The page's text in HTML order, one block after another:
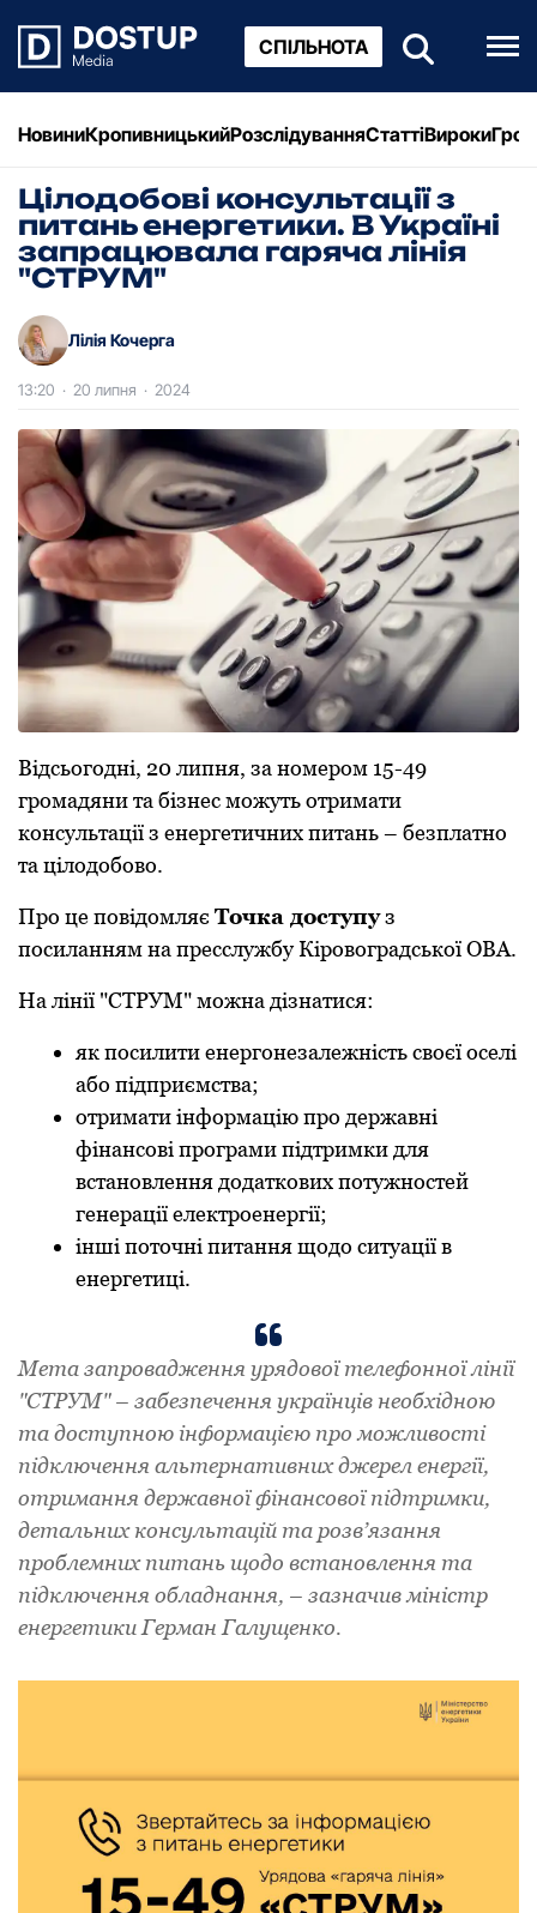
СПІЛЬНОТА
НовиниКропивницькийРозслідуванняСтаттіВироки
Цілодобові консультації з
питань енергетики. В Україні
запрацювала гаряча лінія
"СТРУМ"
Лілія Кочерга
13:20 · 20 липня · 2024
Відсьогодні, 20 липня, за номером 15-49
громадяни та бізнес можуть отримати
консультації з енергетичних питань – безплатно
та цілодобово.
Про це повідомляє Точка доступуз
посиланням на пресслужбу Кіровоградської ОВА.
На лінії "СТРУМ" можна дізнатися:
як посилити енергонезалежність своєї оселі
або підприємства;
отримати інформацію про державні
фінансові програми підтримки для
встановлення додаткових потужностей
генерації електроенергії;
інші поточні питання щодо ситуації в
енергетиці.
Мета запровадження урядової телефонної лінії
"СТРУМ" – забезпечення українців необхідною
та доступною інформацією про можливості
підключення альтернативних джерел енергії,
отримання державної фінансової підтримки,
детальних консультацій та розв’язання
проблемних питань щодо встановлення та
підключення обладнання, – зазначив міністр
енергетики Герман Галущенко.